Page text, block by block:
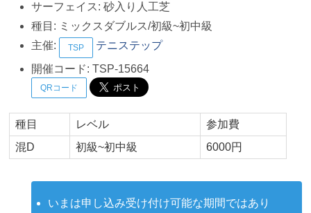
サーフェイス: 砂入り人工芝
種目: ミックスダブルス/初級~初中級
主催:
TSP
テニステップ
開催コード: TSP-15664
QRコード
種目 レベル
参加費
混D
初級~初中級 6000円
いまは申し込み受け付け可能な期間ではあり